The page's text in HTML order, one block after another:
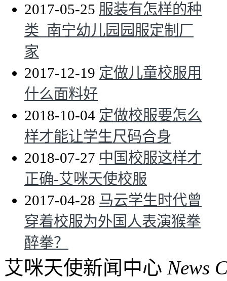
2017-05-25 服装有怎样的种
类_南宁幼儿园园服定制厂
家
2017-12-19 定做儿童校服用
什么面料好
2018-10-04 定做校服要怎么
样才能让学生尺码合身
2018-07-27 中国校服这样才
正确-艾咪天使校服
2017-04-28 马云学生时代曾
穿着校服为外国人表演猴拳
醉拳？
艾咪天使新闻中心 News